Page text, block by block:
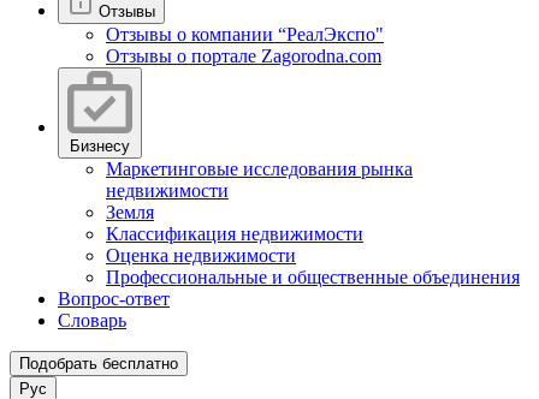
Отзывы
Отзывы о компании “РеалЭкспо"
Отзывы о портале Zagorodna.com
Бизнесу
Маркетинговые исследования рынка
недвижимости
Земля
Классификация недвижимости
Оценка недвижимости
Профессиональные и общественные объединения
Вопрос-ответ
Словарь
Подобрать бесплатно
Рус